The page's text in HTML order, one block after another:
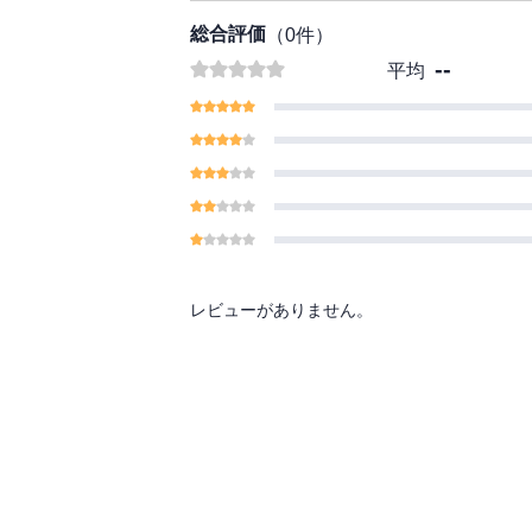
総合評価 （0件）
平均 --
レビューがありません。